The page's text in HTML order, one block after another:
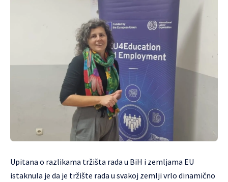
Upitana o razlikama tržišta rada u BiH i zemljama EU
istaknula je da je tržište rada u svakoj zemlji vrlo dinamično